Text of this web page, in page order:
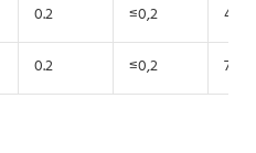
0.2 ≤0,2 45
0.2 ≤0,2 75